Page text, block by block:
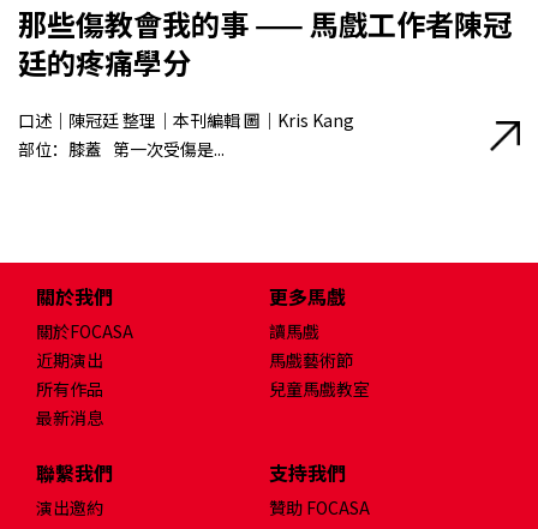
那些傷教會我的事 —— 馬戲工作者陳冠
廷的疼痛學分
口述｜陳冠廷 整理｜本刊編輯 圖｜Kris Kang
部位：膝蓋 第一次受傷是...
關於我們
關於FOCASA
近期演出
所有作品
最新消息
更多馬戲
讀馬戲
馬戲藝術節
兒童馬戲教室
聯繫我們
演出邀約
支持我們
贊助 FOCASA